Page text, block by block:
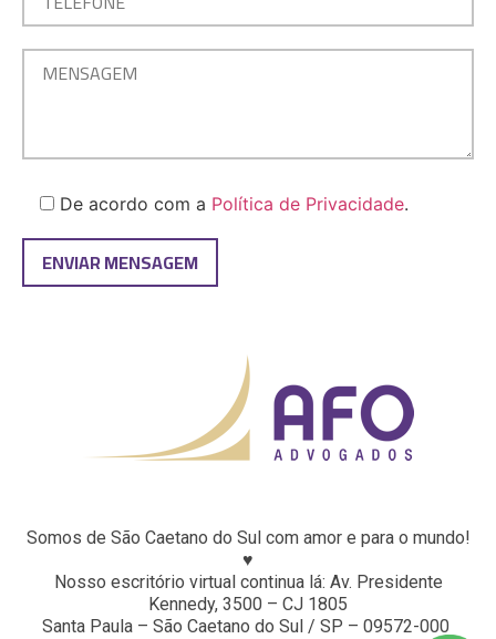
De acordo com a Política de Privacidade.
Somos de São Caetano do Sul com amor e para o mundo!
♥
Nosso escritório virtual continua lá: Av. Presidente
Kennedy, 3500 – CJ 1805
Santa Paula – São Caetano do Sul / SP – 09572-000